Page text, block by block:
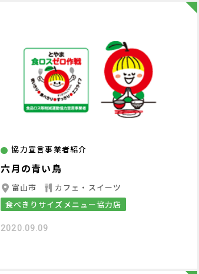
協力宣言事業者紹介
六月の青い鳥
富山市
カフェ・スイーツ
食べきりサイズメニュー協力店
2020.09.09